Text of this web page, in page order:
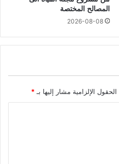
المصالح المختصة
2026-08-08
الحقول الإلزامية مشار إليها بـ*